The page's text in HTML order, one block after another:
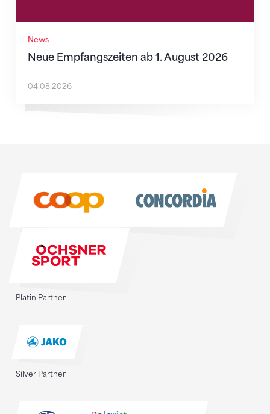
News
Neue Empfangszeiten ab 1. August 2026
04.08.2026
Platin Partner
Silver Partner